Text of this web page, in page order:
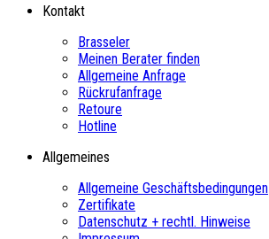
Kontakt
Brasseler
Meinen Berater finden
Allgemeine Anfrage
Rückrufanfrage
Retoure
Hotline
Allgemeines
Allgemeine Geschäftsbedingungen
Zertifikate
Datenschutz + rechtl. Hinweise